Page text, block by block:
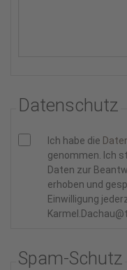
Datenschutz
Ich habe die
genommen. Ich
Daten zur
erhoben und
Einwilligung
Spam-Schutz